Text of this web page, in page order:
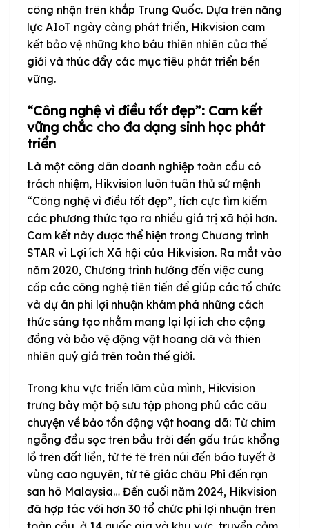
công nhận trên khắp Trung Quốc. Dựa trên năng
lực AIoT ngày càng phát triển, Hikvision cam
kết bảo vệ những kho báu thiên nhiên của thế
giới và thúc đẩy các mục tiêu phát triển bền
vững.
“Công nghệ vì điều tốt đẹp”: Cam kết
vững chắc cho đa dạng sinh học phát
triển
Là một công dân doanh nghiệp toàn cầu có
trách nhiệm, Hikvision luôn tuân thủ sứ mệnh
“Công nghệ vì điều tốt đẹp”, tích cực tìm kiếm
các phương thức tạo ra nhiều giá trị xã hội hơn.
Cam kết này được thể hiện trong Chương trình
STAR vì Lợi ích Xã hội của Hikvision. Ra mắt vào
năm 2020, Chương trình hướng đến việc cung
cấp các công nghệ tiên tiến để giúp các tổ chức
và dự án phi lợi nhuận khám phá những cách
thức sáng tạo nhằm mang lại lợi ích cho cộng
đồng và bảo vệ động vật hoang dã và thiên
nhiên quý giá trên toàn thế giới.
Trong khu vực triển lãm của mình, Hikvision
trưng bày một bộ sưu tập phong phú các câu
chuyện về bảo tồn động vật hoang dã: Từ chim
ngỗng đầu sọc trên bầu trời đến gấu trúc khổng
lồ trên đất liền, từ tê tê trên núi đến báo tuyết ở
vùng cao nguyên, từ tê giác châu Phi đến rạn
san hô Malaysia… Đến cuối năm 2024, Hikvision
đã hợp tác với hơn 30 tổ chức phi lợi nhuận trên